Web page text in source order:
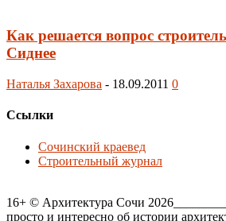
Как решается вопрос
Сиднее
Наталья Захарова - 18.09.2011 0
Ссылки
Сочинский краевед
Строительный журнал
16+ © Архитектура Сочи
просто и интересно об истории